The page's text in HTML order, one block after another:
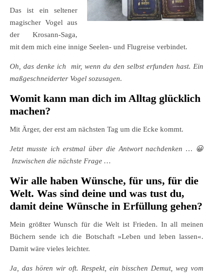
Das ist ein seltener
magischer Vogel aus
der Krosann-Saga,
mit dem mich eine innige Seelen- und Flugreise verbindet.
Oh, das denke ich mir, wenn du den selbst erfunden hast. Ein
maßgeschneiderter Vogel sozusagen.
Womit kann man dich im Alltag glücklich
machen?
Mit Ärger, der erst am nächsten Tag um die Ecke kommt.
Jetzt musste ich erstmal über die Antwort nachdenken … 😀
Inzwischen die nächste Frage …
Wir alle haben Wünsche, für uns, für die
Welt. Was sind deine und was tust du,
damit deine Wünsche in Erfüllung gehen?
Mein größter Wunsch für die Welt ist Frieden. In all meinen
Büchern sende ich die Botschaft »Leben und leben lassen«.
Damit wäre vieles leichter.
Ja, das hören wir oft. Respekt, ein bisschen Demut, weg vom